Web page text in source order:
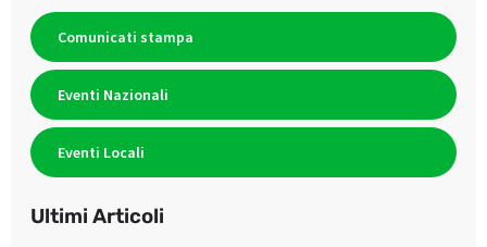
Comunicati stampa
Eventi Nazionali
Eventi Locali
Ultimi Articoli